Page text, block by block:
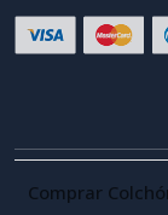
Comprar